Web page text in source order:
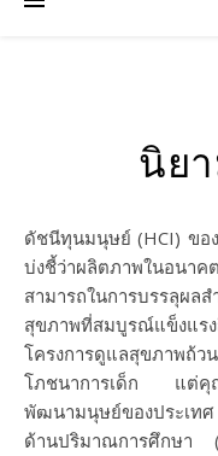
นิย
ดัชนีทุนมนุษย์ (HCI) ของประเทศไทยประจำปี 2563 ที่ zero.61
บ่งชี้ว่าผลิตภาพในอนาค
สามารถในการบรรลุผล
สุขภาพที่สมบูรณ์แข็งแร
โครงการดูแลสุขภาพถ้
โภชนาการเด็ก แต่คุณ
พัฒนามนุษย์ของประเท
ด้านปริมาณการศึกษา